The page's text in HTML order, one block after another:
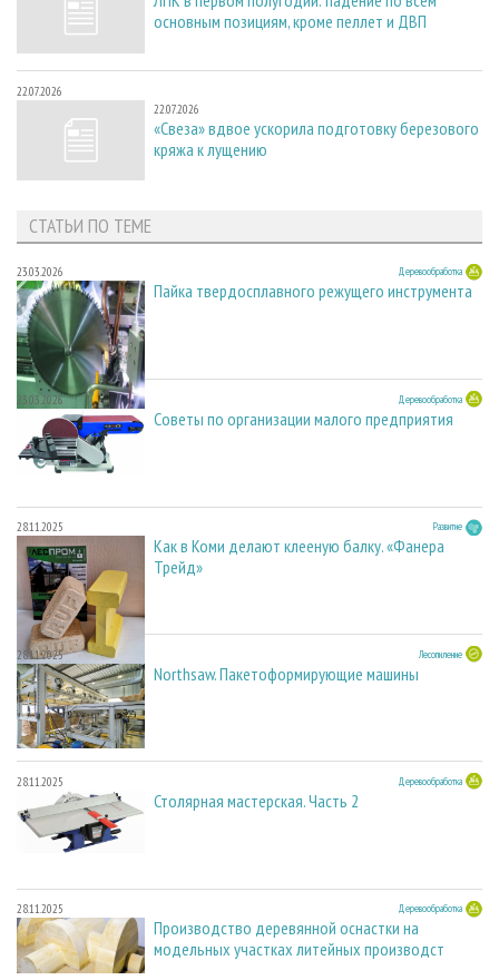
основным позициям, кроме пеллет и ДВП
22.07.2026
22.07.2026
«Свеза» вдвое ускорила подготовку березового
кряжа к лущению
СТАТЬИ ПО ТЕМЕ
23.03.2026 Деревообработка
Пайка твердосплавного режущего инструмента
23.03.2026 Деревообработка
Советы по организации малого предприятия
28.11.2025 Развитие
Как в Коми делают клееную балку. «Фанера
Трейд»
28.11.2025 Лесопиление
Northsaw. Пакетоформирующие машины
28.11.2025 Деревообработка
Столярная мастерская. Часть 2
28.11.2025 Деревообработка
Производство деревянной оснастки на
модельных участках литейных производст